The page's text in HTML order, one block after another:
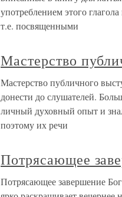
употреблением этого
т.е. посвященными
Мастерство
Мастерство публичного
донести до слушателей.
личный духовный опыт и
поэтому их речи
Потрясающее
Потрясающее завершение